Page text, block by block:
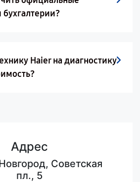
Haier на диагностику
Адрес
Советская
пл., 5